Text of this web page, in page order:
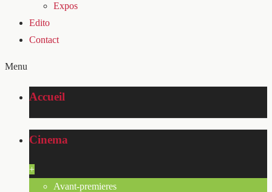
Expos
Edito
Contact
Menu
Accueil
Cinema
+
Avant-premieres